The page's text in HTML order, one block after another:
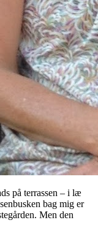
på terrassen – i læ
bag mig er
Men den